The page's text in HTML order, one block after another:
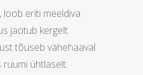
eriti meeldiva
jaotub kergelt
tõuseb vähehaaval
ühtlaselt.